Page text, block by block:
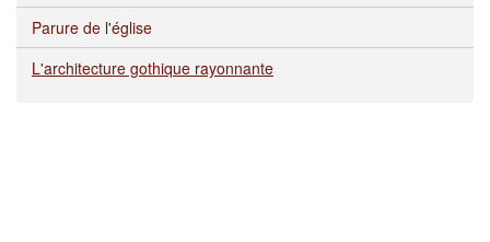
Parure de l'église
L'architecture gothique rayonnante